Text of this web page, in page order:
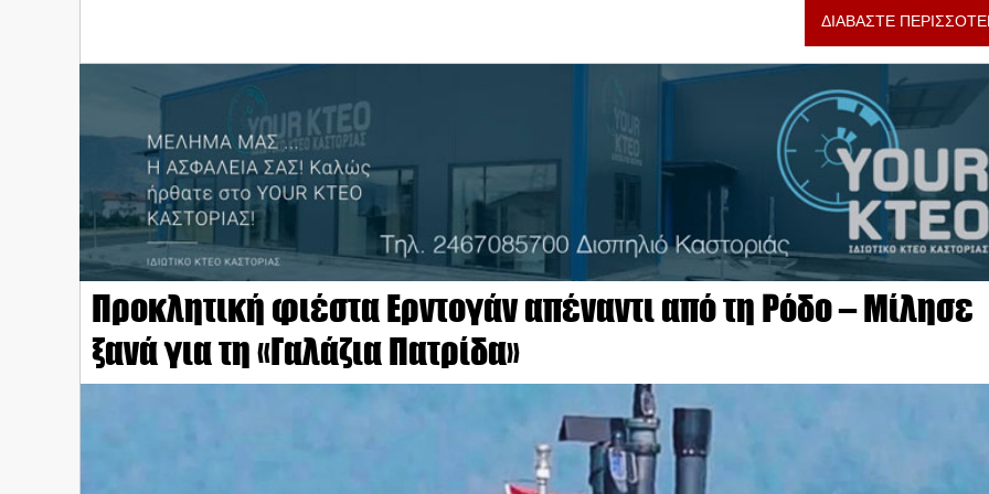
ΔΙΑΒΑΣΤΕ
Προκλητική φιέστα Ερντογάν απέναντι από τη Ρόδο – Μίλησε
ξανά για τη «Γαλάζια Πατρίδα»